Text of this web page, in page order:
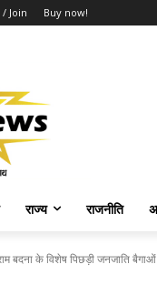
/ Join Buy now!
राज्य राजनीति
बदना के विशेष पिछड़ी जनजाति